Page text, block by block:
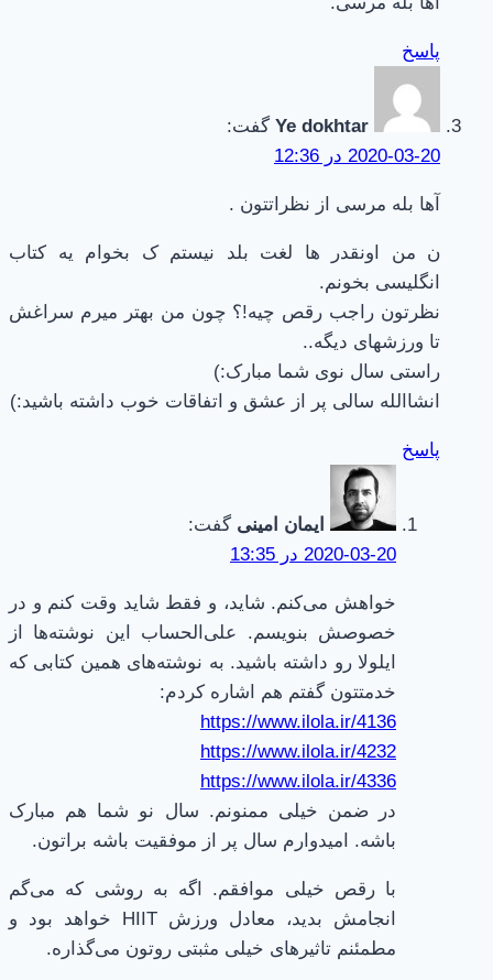
پاسخ
Ye dokhtar گفت:
2020-03-20 در 12:36
آها بله مرسی از نظراتتون ‌‌.
ن من اونقدر ها لغت بلد نیستم ک بخوام یه کتاب
انگلیسی بخونم.
نظرتون راجب رقص چیه!؟ چون من بهتر میرم سراغش
تا ورزشهای دیگه..
راستی سال نوی شما مبارک:)
انشاالله سالی پر از عشق و اتفاقات خوب داشته باشید:)
پاسخ
ایمان امینی گفت:
2020-03-20 در 13:35
خواهش می‌کنم. شاید، و فقط شاید وقت کنم و در
خصوصش بنویسم. علی‌الحساب این نوشته‌ها از
ایلولا رو داشته باشید. به نوشته‌های همین کتابی که
خدمتتون گفتم هم اشاره کردم:
https://www.ilola.ir/4136
https://www.ilola.ir/4232
https://www.ilola.ir/4336
در ضمن خیلی ممنونم. سال نو شما هم مبارک
باشه. امیدوارم سال پر از موفقیت باشه براتون.
با رقص خیلی موافقم. اگه به روشی که می‌گم
انجامش بدید، معادل ورزش HIIT خواهد بود و
مطمئنم تاثیرهای خیلی مثبتی روتون می‌گذاره.